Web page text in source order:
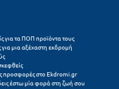
για τα ΠΟΠ προϊόντα τους
μια αξέχαστη εκδρομή
προσφορές στο Ekdromi.gr
έστω μία φορά στη ζωή σου